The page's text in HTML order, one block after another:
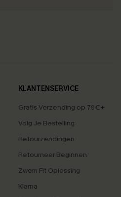
KLANTENSERVICE
Gratis Verzending op 79€+
Volg Je Bestelling
Retourzendingen
Retourneer Beginnen
Zwem Fit Oplossing
Klarna